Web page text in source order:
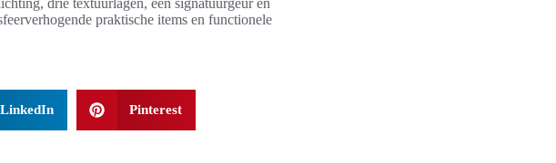
drie textuurlagen, één signatuurgeur en
praktische items en functionele
LinkedIn Pinterest